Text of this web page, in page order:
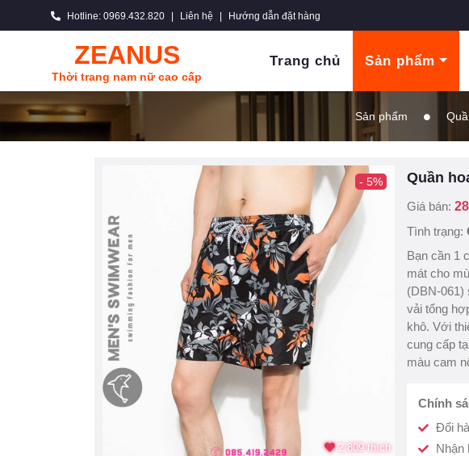
Hotline: 0969.432.820 Liên hệ Hướng dẫn đặt hàng
ZEANUS
Thời trang nam nữ cao cấp
Trang chủ Sản phẩm
Sản phẩm
- 5%
2.809 thích
Quần
Giá bán:
Tình trạng:
Bạn cần 1
mát cho
(DBN-
vải tổng
khô. Với
cung cấp
màu cam
Chính
Đổi
Nhận